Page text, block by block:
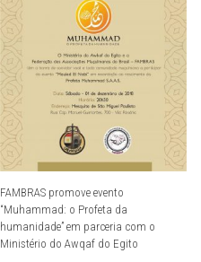
FAMBRAS promove evento
“Muhammad: o Profeta da
humanidade” em parceria com o
Ministério do Awqaf do Egito